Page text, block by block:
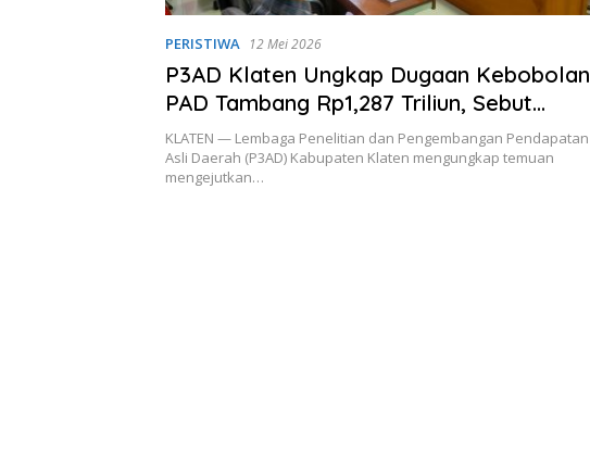
PERISTIWA 12 Mei 2026
P3AD Klaten Ungkap Dugaan Kebobolan
PAD Tambang Rp1,287 Triliun, Sebut
Mafia Jadi Biang Kerok
KLATEN — Lembaga Penelitian dan Pengembangan Pendapatan
Asli Daerah (P3AD) Kabupaten Klaten mengungkap temuan
mengejutkan…